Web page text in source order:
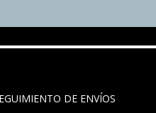
DE ENVÍOS